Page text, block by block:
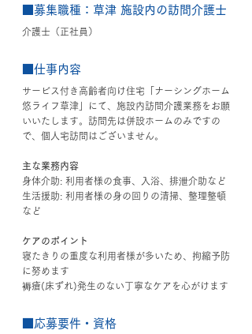
■募集職種 ：草津 施設内の訪問介護士
介護士（正社員）
■仕事内容
サービス付き高齢者向け住宅「ナーシングホーム
悠ライフ草津」にて、施設内訪問介護業務をお願
いいたします。訪問先は併設ホームのみですの
で、個人宅訪問はございません。
主な業務内容
身体介助: 利用者様の食事、入浴、排泄介助など
生活援助: 利用者様の身の回りの清掃、整理整頓
など
ケアのポイント
寝たきりの重度な利用者様が多いため、拘縮予防
に努めます
褥瘡(床ずれ)発生のない丁寧なケアを心がけます
■応募要件・資格